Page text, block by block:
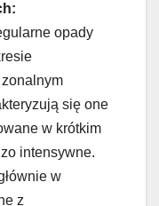
opady
się one
w krótkim
intensywne.
w
z